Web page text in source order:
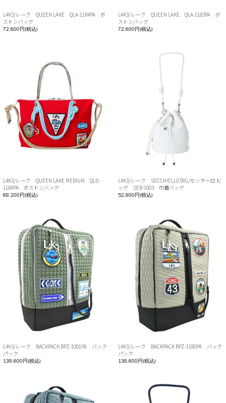
L4K3/レーク QUEEN LAKE QLA-1184PA ボ
ストンバッグ
72,600円(税込)
L4K3/レーク QUEEN LAKE QLA-1183PA ボ
ストンバッグ
72,600円(税込)
L4K3/レーク QUEEN LAKE MEDIUM QLD-
1184PA ボストンバッグ
68,200円(税込)
L4K3/レーク SECCHIELLO BIG/セッケーロ ビ
ッグ SEB-1003 巾着バッグ
52,800円(税込)
L4K3/レーク BACKPACK BPZ-1001PA バック
パック
138,600円(税込)
L4K3/レーク BACKPACK BPZ-1180PA バック
パック
138,600円(税込)